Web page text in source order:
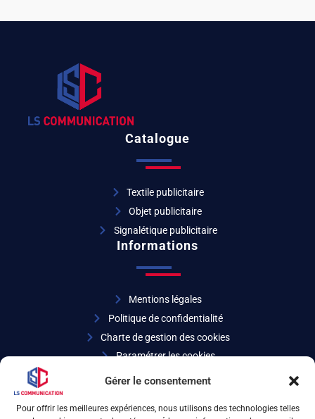
Gérer le consentement
Pour offrir les meilleures expériences, nous utilisons des technologies telles
Catalogue
Textile publicitaire
Objet publicitaire
Signalétique publicitaire
Informations
Mentions légales
Politique de confidentialité
Charte de gestion des cookies
Paramétrer les cookies